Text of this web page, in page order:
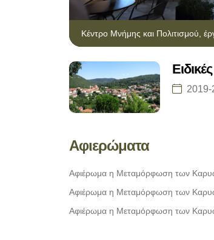
Κέντρο Μνήμης και Πολιτισμού,
2019-
Αφιερώματα
Αφιέρωμα η Μεταμόρφωση των
Αφιέρωμα η Μεταμόρφωση των
Αφιέρωμα η Μεταμόρφωση των